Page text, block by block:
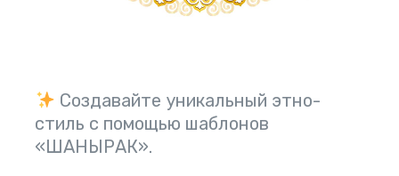
Создавайте уникальный этно-
стиль с помощью шаблонов
«ШАНЫРАК».